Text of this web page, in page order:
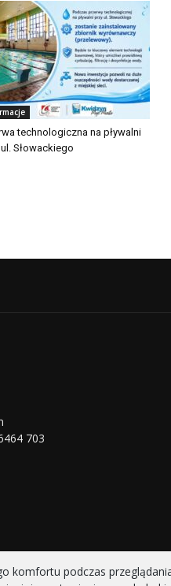
technologiczna na pływalni
Słowackiego
703
komfortu podczas